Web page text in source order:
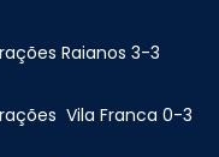
Raianos 3-3
Vila Franca 0-3